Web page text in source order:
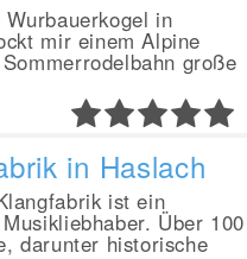
in
mir einem Alpine
große
in Haslach
ist ein
Über 100
darunter historische